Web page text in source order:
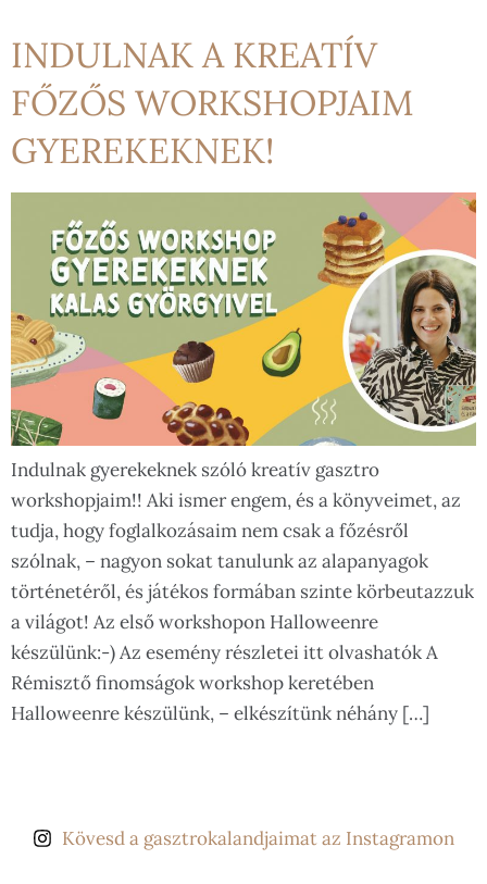
INDULNAK A KREATÍV
FŐZŐS WORKSHOPJAIM
GYEREKEKNEK!
Indulnak gyerekeknek szóló kreatív gasztro
workshopjaim!! Aki ismer engem, és a könyveimet, az
tudja, hogy foglalkozásaim nem csak a főzésről
szólnak, – nagyon sokat tanulunk az alapanyagok
történetéről, és játékos formában szinte körbeutazzuk
a világot! Az első workshopon Halloweenre
készülünk:-) Az esemény részletei itt olvashatók A
Rémisztő finomságok workshop keretében
Halloweenre készülünk, – elkészítünk néhány […]
Kövesd a gasztrokalandjaimat az Instagramon